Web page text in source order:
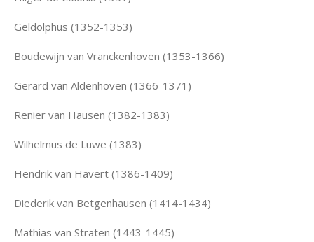
Geldolphus (1352-1353)
Boudewijn van Vranckenhoven (1353-1366)
Gerard van Aldenhoven (1366-1371)
Renier van Hausen (1382-1383)
Wilhelmus de Luwe (1383)
Hendrik van Havert (1386-1409)
Diederik van Betgenhausen (1414-1434)
Mathias van Straten (1443-1445)